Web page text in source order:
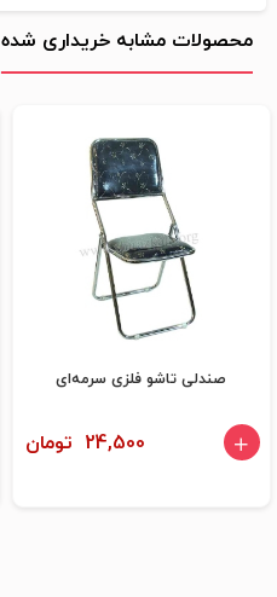
محصولات مشابه خریداری شده
صندلی تاشو فلزی سرمه‌ای
24,500 تومان